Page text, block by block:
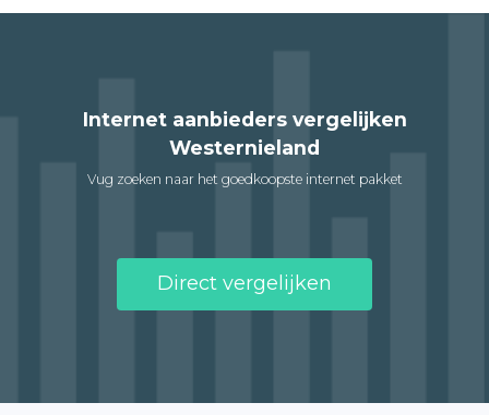
Internet aanbieders vergelijken
Westernieland
Vug zoeken naar het goedkoopste internet pakket
Direct vergelijken